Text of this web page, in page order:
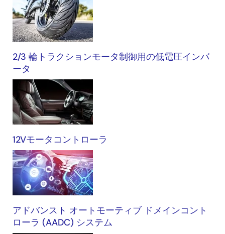
2/3 輪トラクションモータ制御用の低電圧インバ
ータ
12Vモータコントローラ
アドバンスト オートモーティブ ドメインコント
ローラ (AADC) システム